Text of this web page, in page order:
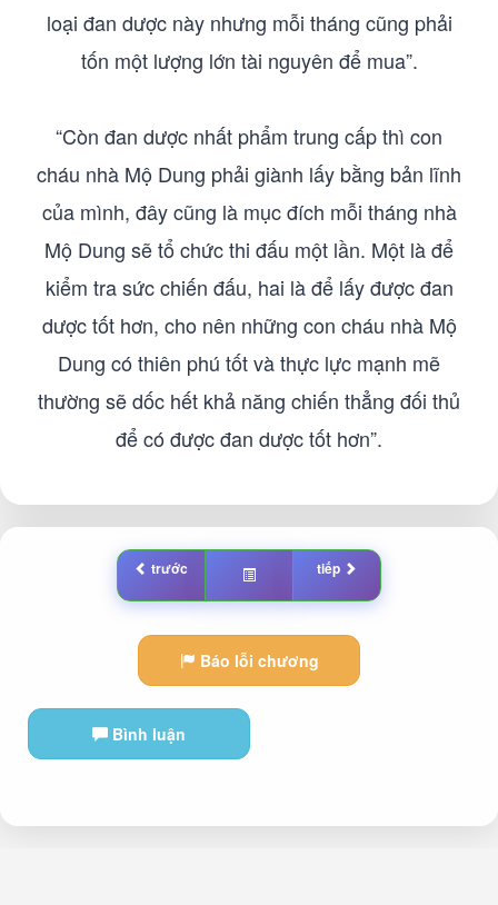
loại đan dược này nhưng mỗi tháng cũng phải
tốn một lượng lớn tài nguyên để mua”.
“Còn đan dược nhất phẩm trung cấp thì con
cháu nhà Mộ Dung phải giành lấy bằng bản lĩnh
của mình, đây cũng là mục đích mỗi tháng nhà
Mộ Dung sẽ tổ chức thi đấu một lần. Một là để
kiểm tra sức chiến đấu, hai là để lấy được đan
dược tốt hơn, cho nên những con cháu nhà Mộ
Dung có thiên phú tốt và thực lực mạnh mẽ
thường sẽ dốc hết khả năng chiến thẳng đối thủ
để có được đan dược tốt hơn”.
trước tiếp
Báo lỗi chương
Bình luận